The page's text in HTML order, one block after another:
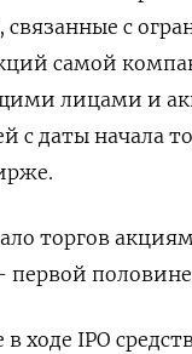
связанные с
самой
лицами и
с даты начала
торгов
первой
ходе IPO